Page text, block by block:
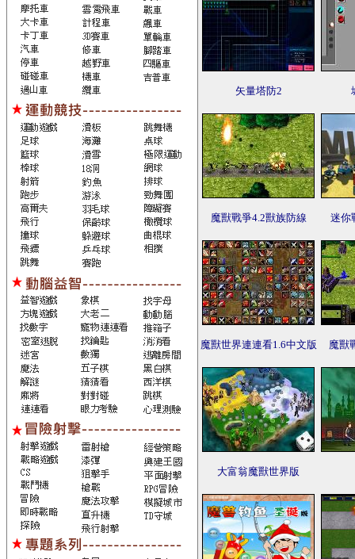
矢量塔防2
魔獸戰爭4.2獸族防線 迷你
魔獸世界連連看1.6中文版 魔獸
大富翁魔獸世界版